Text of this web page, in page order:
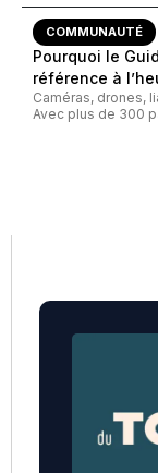
COMMUNAUTÉ
Pourquoi le
référence à
Caméras, drones,
Avec plus de 300